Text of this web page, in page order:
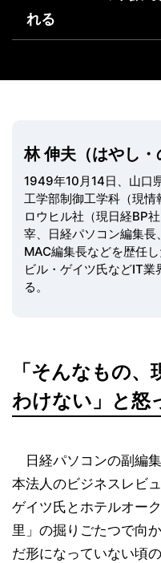
れる
林 伸夫（はやし・
1949年10月14日、山口
工学部制御工学科（現
ロウヒル社（現日経BP
宰、日経パソコン編集
MAC編集長などを歴任
ビル・ゲイツ氏などIT
る。
「そんなもの
わけない」と怒
日経パソコンの副編
本法人のビジネスレビ
ゲイツ氏とホテルオー
里」の掘りごたつで向
だ形になっていない頃の